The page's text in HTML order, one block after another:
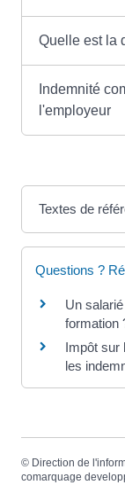
Quelle est la
Indemnité
l'employeur
Textes de
Questions ?
Un
formation
Impôt sur
les
© Direction de
comarquage